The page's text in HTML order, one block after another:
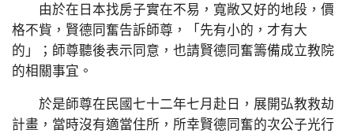
由於在日本找房子實在不易，寬敞又好的地段，價
格不貲，賢德同奮告訴師尊，「先有小的，才有大
的」；師尊聽後表示同意，也請賢德同奮籌備成立教院
的相關事宜。
於是師尊在民國七十二年七月赴日，展開弘教救劫
計畫，當時沒有適當住所，所幸賢德同奮的次公子光行